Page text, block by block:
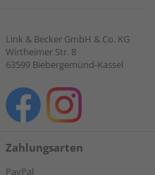
Link & Becker GmbH & Co. KG
Wirtheimer Str. 8
63599 Biebergemünd-Kassel
Zahlungsarten
PayPal